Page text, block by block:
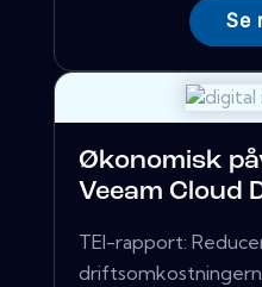
Se
Økonomisk
Veeam Cloud
TEI-rapport: